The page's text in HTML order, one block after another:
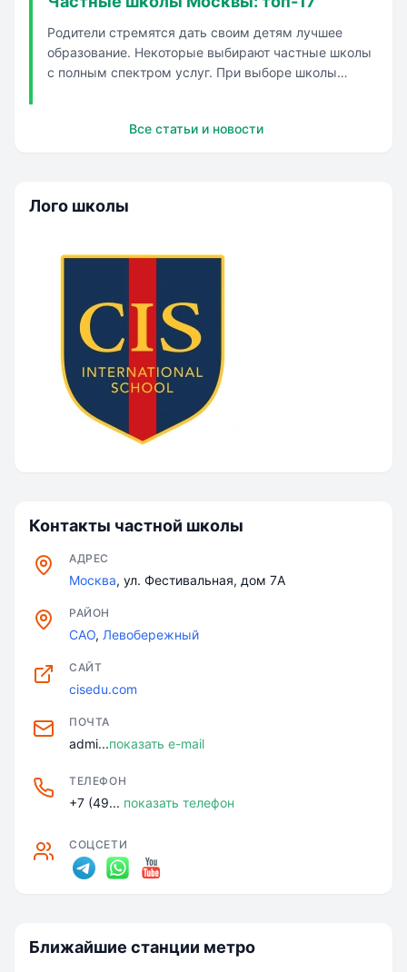
Родители стремятся дать своим детям лучшее
образование. Некоторые выбирают частные школы
с полным спектром услуг. При выборе школы
бакалавриата, результаты ЕГЭ, наличие кухни, цену
Все статьи и новости
Лого школы
Контакты частной школы
АДРЕС
Москва, ул. Фестивальная, дом 7A
РАЙОН
САО, Левобережный
САЙТ
cisedu.com
ПОЧТА
admi...показать e-mail
ТЕЛЕФОН
+7 (49... показать телефон
СОЦСЕТИ
Ближайшие станции метро